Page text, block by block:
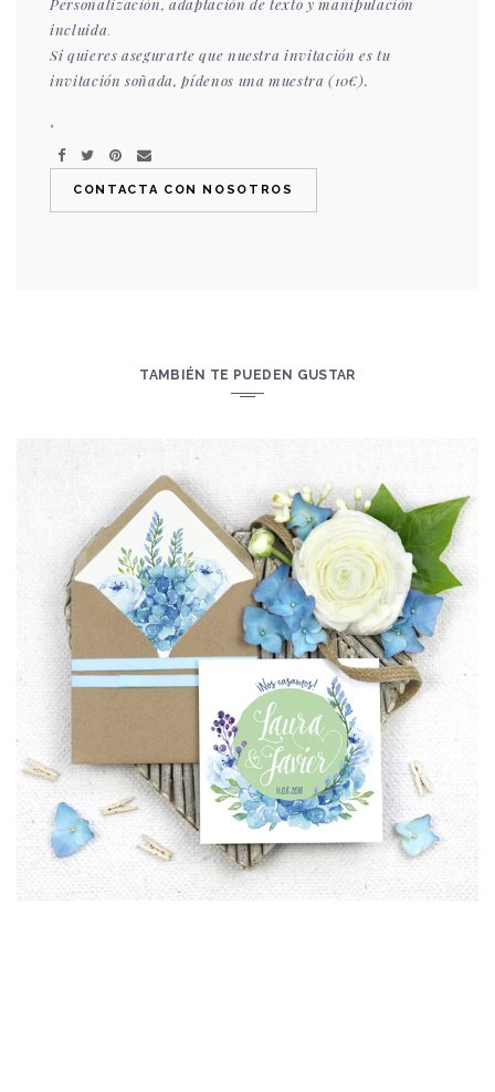
incluida
Si quieres asegurarte que nuestra invitación es tu
invitación soñada, pídenos una muestra (10€).
”
CONTACTA CON NOSOTROS
TAMBIÉN TE PUEDEN GUSTAR